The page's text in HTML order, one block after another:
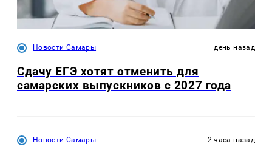
Новости Самары день назад
Сдачу ЕГЭ хотят отменить для
самарских выпускников с 2027 года
Новости Самары 2 часа назад